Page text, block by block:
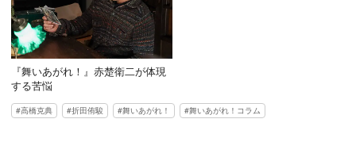
『舞いあがれ！』赤楚衛二が体現
する苦悩
高橋克典 折田侑駿 舞いあがれ！ 舞いあがれ！コラム